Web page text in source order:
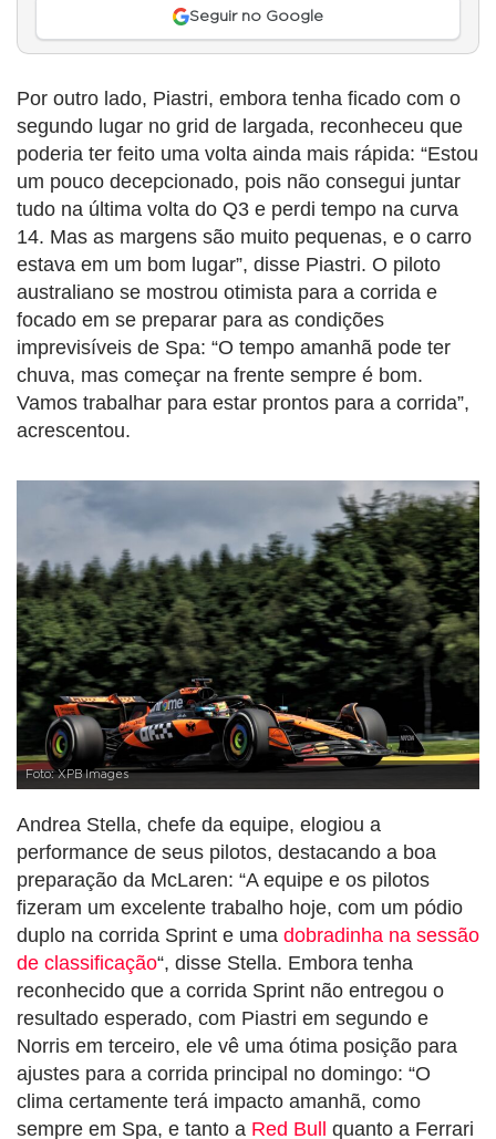
Seguir no Google
Por outro lado, Piastri, embora tenha ficado com o
segundo lugar no grid de largada, reconheceu que
poderia ter feito uma volta ainda mais rápida: “Estou
um pouco decepcionado, pois não consegui juntar
tudo na última volta do Q3 e perdi tempo na curva
14. Mas as margens são muito pequenas, e o carro
estava em um bom lugar”, disse Piastri. O piloto
australiano se mostrou otimista para a corrida e
focado em se preparar para as condições
imprevisíveis de Spa: “O tempo amanhã pode ter
chuva, mas começar na frente sempre é bom.
Vamos trabalhar para estar prontos para a corrida”,
acrescentou.
Foto: XPB Images
Andrea Stella, chefe da equipe, elogiou a
performance de seus pilotos, destacando a boa
preparação da McLaren: “A equipe e os pilotos
fizeram um excelente trabalho hoje, com um pódio
duplo na corrida Sprint e uma dobradinha na sessão
de classificação“, disse Stella. Embora tenha
reconhecido que a corrida Sprint não entregou o
resultado esperado, com Piastri em segundo e
Norris em terceiro, ele vê uma ótima posição para
ajustes para a corrida principal no domingo: “O
clima certamente terá impacto amanhã, como
sempre em Spa, e tanto a Red Bull quanto a Ferrari